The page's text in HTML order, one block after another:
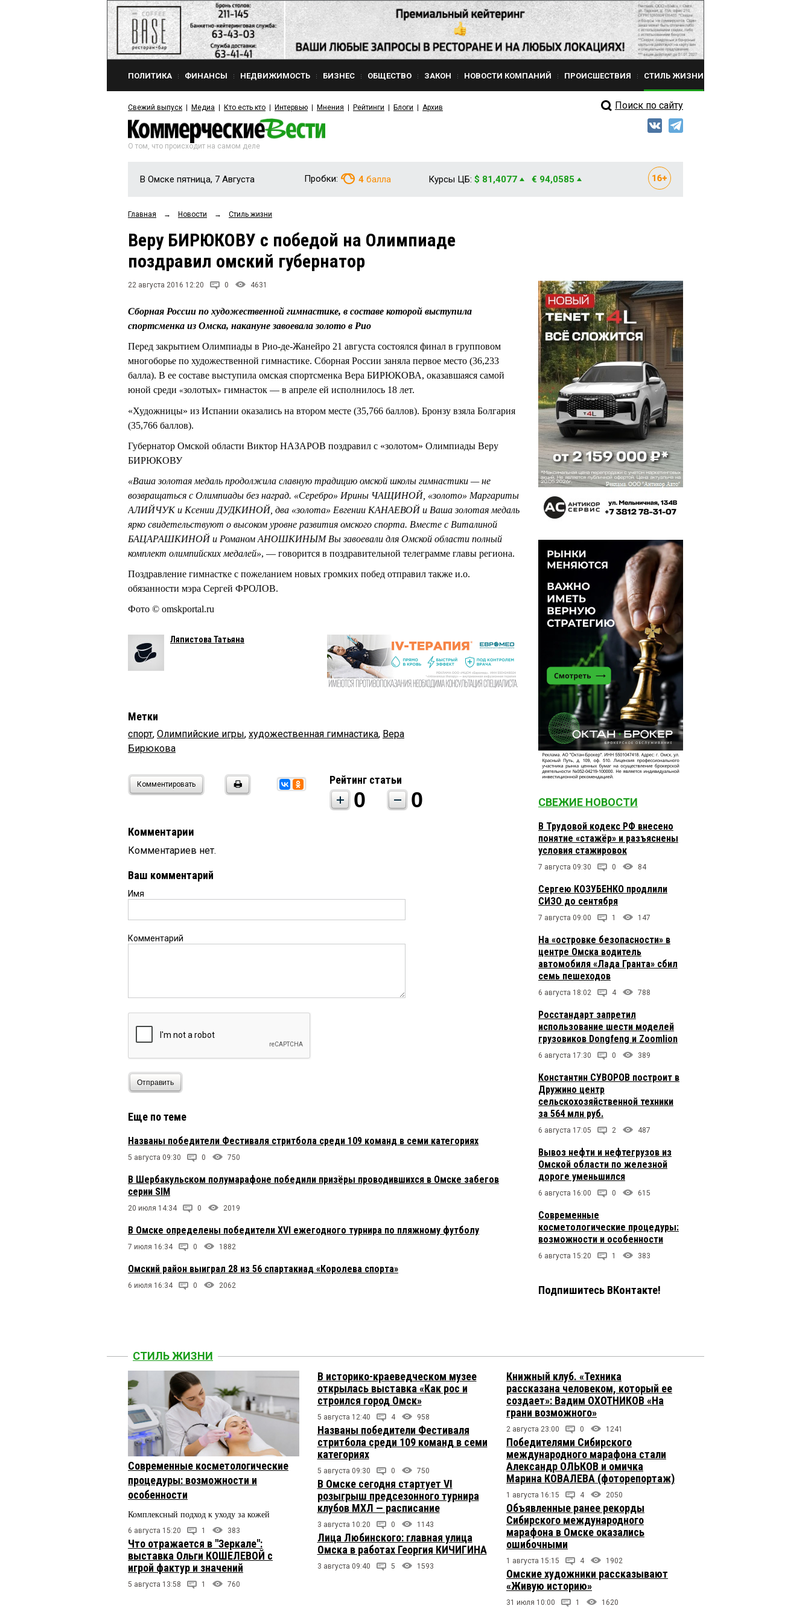
ПОЛИТИКА ФИНАНСЫ НЕДВИЖИМОСТЬ БИЗНЕС ОБЩЕСТВО ЗАКОН НОВОСТИ КОМПАНИЙ ПРОИСШЕСТВИЯ СТИЛЬ ЖИЗНИ
Свежий выпуск Медиа Кто есть кто Интервью Мнения Рейтинги Блоги Архив Поиск по сайту
О том, что происходит на самом деле
В Омске пятница, 7 Августа Пробки: 4 балла Курсы ЦБ: $ 81,4077 € 94,0585
Главная → Новости → Стиль жизни
Веру БИРЮКОВУ с победой на Олимпиаде
поздравил омский губернатор
22 августа 2016 12:20 0 4631
Сборная России по художественной гимнастике, в составе которой выступила
спортсменка из Омска, накануне завоевала золото в Рио
Перед закрытием Олимпиады в Рио-де-Жанейро 21 августа состоялся финал в групповом
многоборье по художественной гимнастике. Сборная России заняла первое место (36,233
балла). В ее составе выступила омская спортсменка Вера БИРЮКОВА, оказавшаяся самой
юной среди «золотых» гимнасток — в апреле ей исполнилось 18 лет.
«Художницы» из Испании оказались на втором месте (35,766 баллов). Бронзу взяла Болгария
(35,766 баллов).
Губернатор Омской области Виктор НАЗАРОВ поздравил с «золотом» Олимпиады Веру
БИРЮКОВУ
«Ваша золотая медаль продолжила славную традицию омской школы гимнастики — не
возвращаться с Олимпиады без наград. «Серебро» Ирины ЧАЩИНОЙ, «золото» Маргариты
АЛИЙЧУК и Ксении ДУДКИНОЙ, два «золота» Евгении КАНАЕВОЙ и Ваша золотая медаль
ярко свидетельствуют о высоком уровне развития омского спорта. Вместе с Виталиной
БАЦАРАШКИНОЙ и Романом АНОШКИНЫМ Вы завоевали для Омской области полный
комплект олимпийских медалей», — говорится в поздравительной телеграмме главы региона.
Поздравление гимнастке с пожеланием новых громких побед отправил также и.о.
обязанности мэра Сергей ФРОЛОВ.
Фото © omskportal.ru
Ляпистова Татьяна
Метки
спорт, Олимпийские игры, художественная гимнастика, Вера
Бирюкова
Комментировать Рейтинг статьи
0 0
Комментарии
Комментариев нет.
Ваш комментарий
Имя
Комментарий
Отправить
Еще по теме
Названы победители Фестиваля стритбола среди 109 команд в семи категориях
5 августа 09:30 0 750
В Шербакульском полумарафоне победили призёры проводившихся в Омске забегов
серии SIM
20 июля 14:34 0 2019
В Омске определены победители XVI ежегодного турнира по пляжному футболу
7 июля 16:34 0 1882
Омский район выиграл 28 из 56 спартакиад «Королева спорта»
6 июля 16:34 0 2062
СВЕЖИЕ НОВОСТИ
В Трудовой кодекс РФ внесено
понятие «стажёр» и разъяснены
условия стажировок
7 августа 09:30 0 84
Сергею КОЗУБЕНКО продлили
СИЗО до сентября
7 августа 09:00 1 147
На «островке безопасности» в
центре Омска водитель
автомобиля «Лада Гранта» сбил
семь пешеходов
6 августа 18:02 4 788
Росстандарт запретил
использование шести моделей
грузовиков Dongfeng и Zoomlion
6 августа 17:30 0 389
Константин СУВОРОВ построит в
Дружино центр
сельскохозяйственной техники
за 564 млн руб.
6 августа 17:05 2 487
Вывоз нефти и нефтегрузов из
Омской области по железной
дороге уменьшился
6 августа 16:00 0 615
Современные
косметологические процедуры:
возможности и особенности
6 августа 15:20 1 383
Подпишитесь ВКонтакте!
СТИЛЬ ЖИЗНИ
Современные косметологические
процедуры: возможности и
особенности
Комплексный подход к уходу за кожей
6 августа 15:20 1 383
Что отражается в "Зеркале":
выставка Ольги КОШЕЛЕВОЙ с
игрой фактур и значений
5 августа 13:58 1 760
В историко-краеведческом музее
открылась выставка «Как рос и
строился город Омск»
5 августа 12:40 4 958
Названы победители Фестиваля
стритбола среди 109 команд в семи
категориях
5 августа 09:30 0 750
В Омске сегодня стартует VI
розыгрыш предсезонного турнира
клубов МХЛ — расписание
3 августа 10:20 0 1143
Лица Любинского: главная улица
Омска в работах Георгия КИЧИГИНА
3 августа 09:40 5 1593
Книжный клуб. «Техника
рассказана человеком, который ее
создает»: Вадим ОХОТНИКОВ «На
грани возможного»
2 августа 23:00 0 1241
Победителями Сибирского
международного марафона стали
Александр ОЛЬКОВ и омичка
Марина КОВАЛЕВА (фоторепортаж)
1 августа 16:15 4 2050
Объявленные ранее рекорды
Сибирского международного
марафона в Омске оказались
ошибочными
1 августа 15:15 4 1902
Омские художники рассказывают
«Живую историю»
31 июля 10:00 1 1620